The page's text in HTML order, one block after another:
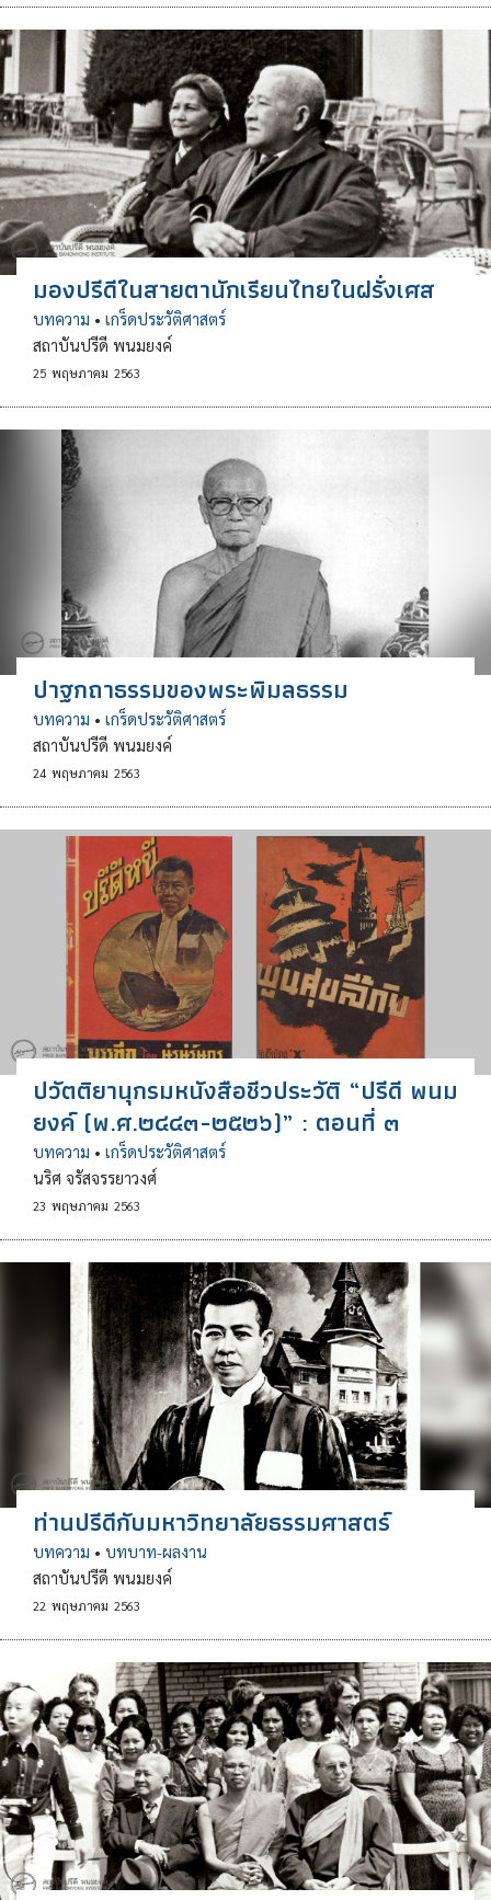
มองปรีดีในสายตานักเรียนไทยในฝรั่งเศส
บทความ • เกร็ดประวัติศาสตร์
สถาบันปรีดี พนมยงค์
25 พฤษภาคม 2563
ปาฐกถาธรรมของพระพิมลธรรม
บทความ • เกร็ดประวัติศาสตร์
สถาบันปรีดี พนมยงค์
24 พฤษภาคม 2563
ปวัตติยานุกรมหนังสือชีวประวัติ “ปรีดี พนม
ยงค์ (พ.ศ.๒๔๔๓-๒๕๒๖)” : ตอนที่ ๓
บทความ • เกร็ดประวัติศาสตร์
นริศ จรัสจรรยาวงศ์
23 พฤษภาคม 2563
ท่านปรีดีกับมหาวิทยาลัยธรรมศาสตร์
บทความ • บทบาท-ผลงาน
สถาบันปรีดี พนมยงค์
22 พฤษภาคม 2563